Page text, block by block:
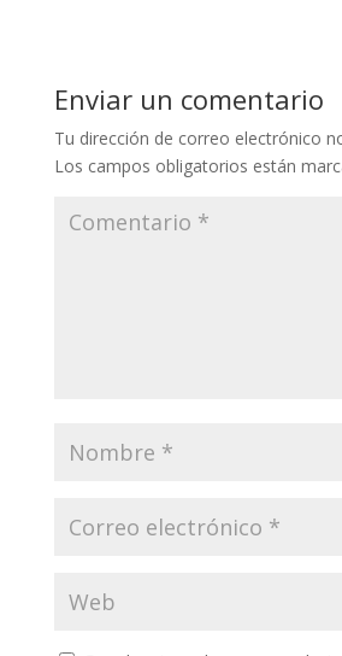
Enviar un comentario
Tu dirección de correo electrónico
Los campos obligatorios están